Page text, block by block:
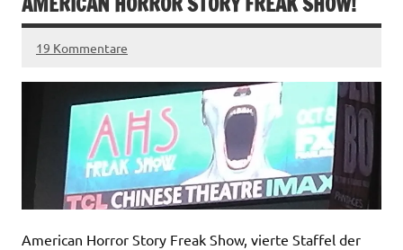
19 Kommentare
American Horror Story Freak Show, vierte Staffel der